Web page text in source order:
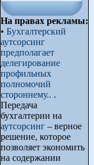
На правах рекламы:
• Бухгалтерский
аутсорсинг
предполагает
делегирование
профильных
полномочий
стороннему.. .
Передача
бухгалтерии на
аутсорсинг – верное
решение, которое
позволяет экономить
на содержании